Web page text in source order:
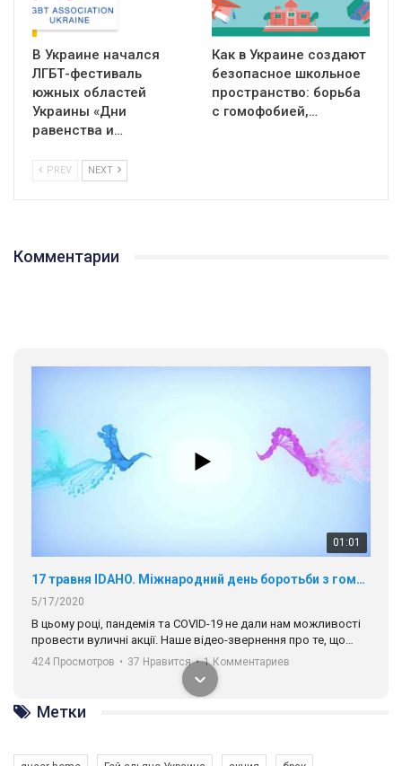
В Украине начался
ЛГБТ-фестиваль
южных областей
Украины «Дни
равенства и…
Как в Украине создают
безопасное школьное
пространство: борьба
с гомофобией,…
PREV NEXT
Комментарии
01:01
17 травня IDAHO. Міжнародний день боротьби з гомофобією трансфобією і біфобія.
5/17/2020
В цьому році, пандемія та COVІD-19 не дали нам можливості
провести вуличні акції. Наше відео-звернення про те, що
навіть коли ми у різних містах та не можемо зустрінеться, ми
разом. Ми закликаємо всіх хто поділяє цінності рівності та
солідарності, приєднатися до нас. Регіональні підрозділи
ГАУ є в 16 областях України.
Разом наш голос лунає гучніше!
424 Просмотров • 37 Нравится • 1 Комментариев
Метки